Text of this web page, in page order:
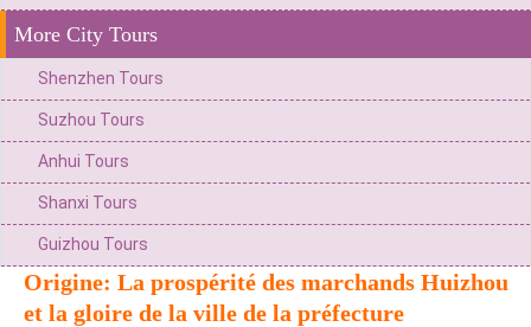
More City Tours
Shenzhen Tours
Suzhou Tours
Anhui Tours
Shanxi Tours
Guizhou Tours
Origine: La prospérité des marchands Huizhou
et la gloire de la ville de la préfecture